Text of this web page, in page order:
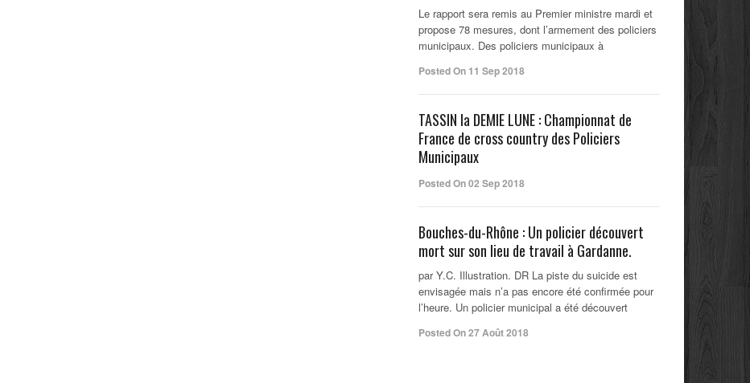
Le rapport sera remis au Premier ministre mardi et
propose 78 mesures, dont l’armement des policiers
municipaux. Des policiers municipaux à
Posted On 11 Sep 2018
TASSIN la DEMIE LUNE : Championnat de
France de cross country des Policiers
Municipaux
Posted On 02 Sep 2018
Bouches-du-Rhône : Un policier découvert
mort sur son lieu de travail à Gardanne.
par Y.C. Illustration. DR La piste du suicide est
envisagée mais n’a pas encore été confirmée pour
l’heure. Un policier municipal a été découvert
Posted On 27 Août 2018